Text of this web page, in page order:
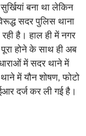
बना था लेकिन
सदर पुलिस थाना
है। हाल ही में नगर
पूरा होने के साथ ही अब
में सदर थाने में
में यौन शोषण, फोटो
दर्ज कर ली गई है।